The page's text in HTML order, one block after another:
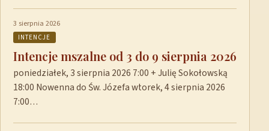
3 sierpnia 2026
INTENCJE
Intencje mszalne od 3 do 9 sierpnia 2026
poniedziałek, 3 sierpnia 2026 7:00 + Julię Sokołowską
18:00 Nowenna do Św. Józefa wtorek, 4 sierpnia 2026
7:00…